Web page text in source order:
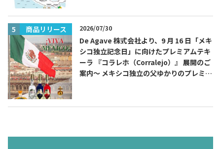
商品リリース 2026/07/30
De Agave 株式会社より、9 月 16 日「メキ
シコ独立記念日」に向けたプレミアムテキ
ーラ 『コラレホ（Corralejo）』 展開のご
案内〜 メキシコ独立の父ゆかりのプレミア